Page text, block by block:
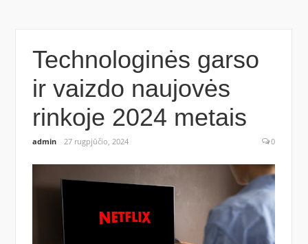
Technologinės garso
ir vaizdo naujovės
rinkoje 2024 metais
admin 27 rugpjūčio, 2024 0